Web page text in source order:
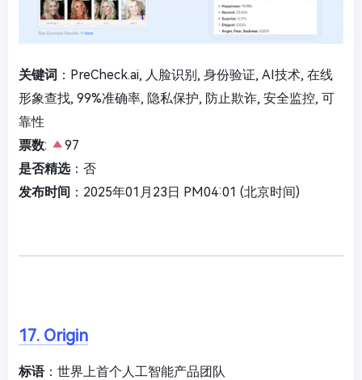
关键词 ：PreCheck.ai, 人脸识别, 身份验证, AI技术, 在线
形象查找, 99%准确率, 隐私保护, 防止欺诈, 安全监控, 可
靠性
票数:
97
是否精选：否
发布时间 ：2025年01月23日 PM04:01 (北京时间)
17. Origin
标语：世界上首个人工智能产品团队